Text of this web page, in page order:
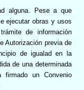
alguna. Pese a que
ejecutar obras y usos
de información
Autorización previa de
de igualad en la
de una determinada
firmado un Convenio